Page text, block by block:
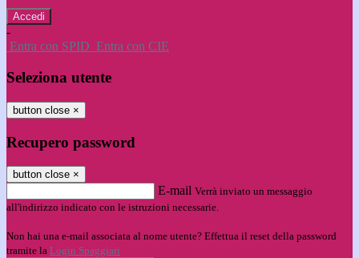
-
Entra con SPID Entra con CIE
Seleziona utente
button close ×
Recupero password
button close ×
E-mail Verrà inviato un messaggio
all'indirizzo indicato con le istruzioni necessarie.
Non hai una e-mail associata al nome utente? Effettua il reset della password
tramite la Login Spaggiari